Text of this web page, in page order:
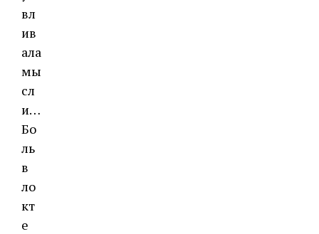
вл
ив
ала
мы
сл
и…
Бо
ль
в
ло
кт
е